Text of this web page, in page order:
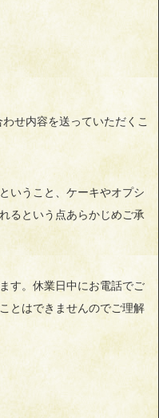
せ内容を送っていただくこ
いうこと、ケーキやオプシ
るという点あらかじめご承
す。休業日中にお電話でご
とはできませんのでご理解